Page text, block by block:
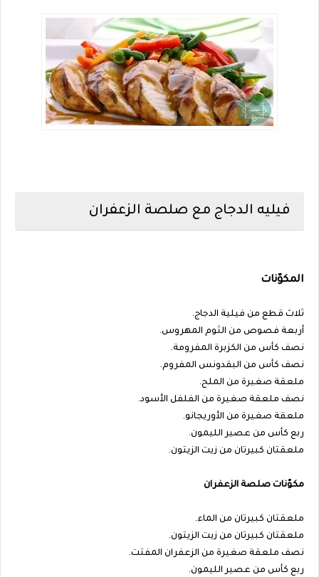
فيليه الدجاج مع صلصة الزعفران
المكوّنات
ثلاث قطع من فيلية الدجاج.
أربعة فصوص من الثوم المهروس.
نصف كأس من الكزبرة المفرومة.
نصف كأس من البقدونس المفروم.
ملعقة صغيرة من الملح.
نصف ملعقة صغيرة من الفلفل الأسود.
ملعقة صغيرة من الأوريجانو.
ربع كأس من عصير الليمون.
ملعقتان كبيرتان من زيت الزيتون.
مكوّنات صلصة الزعفران
ملعقتان كبيرتان من الماء.
ملعقتان كبيرتان من زيت الزيتون.
نصف ملعقة صغيرة من الزعفران المفتت.
ربع كأس من عصير الليمون.